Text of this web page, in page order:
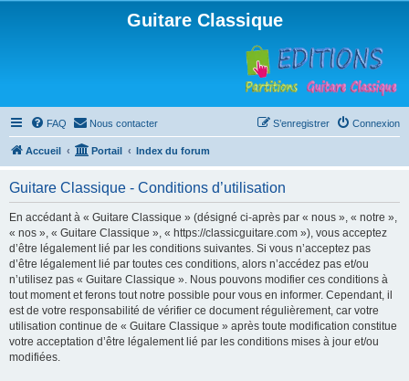
Guitare Classique
FAQ Nous contacter Connexion
S’enregistrer
Accueil Portail Index du forum
Guitare Classique - Conditions d’utilisation
En accédant à « Guitare Classique » (désigné ci-après par « nous », « notre »,
« nos », « Guitare Classique », « https://classicguitare.com »), vous acceptez
d’être légalement lié par les conditions suivantes. Si vous n’acceptez pas
d’être légalement lié par toutes ces conditions, alors n’accédez pas et/ou
n’utilisez pas « Guitare Classique ». Nous pouvons modifier ces conditions à
tout moment et ferons tout notre possible pour vous en informer. Cependant, il
est de votre responsabilité de vérifier ce document régulièrement, car votre
utilisation continue de « Guitare Classique » après toute modification constitue
votre acceptation d’être légalement lié par les conditions mises à jour et/ou
modifiées.